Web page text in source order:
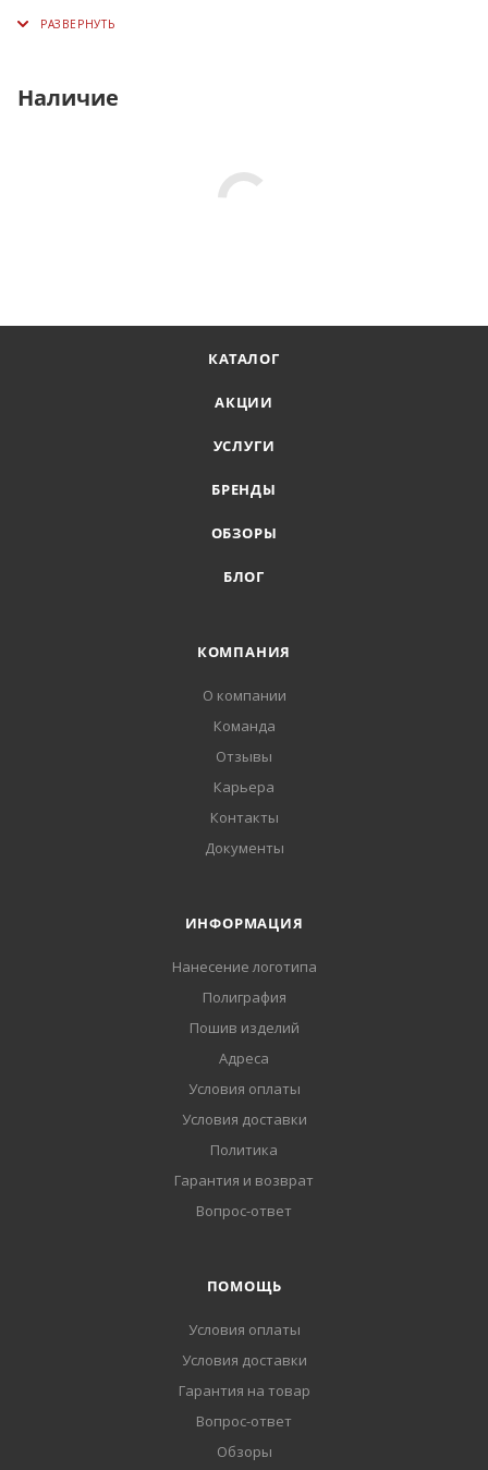
Наличие
КАТАЛОГ
АКЦИИ
УСЛУГИ
БРЕНДЫ
ОБЗОРЫ
БЛОГ
КОМПАНИЯ
О компании
Команда
Отзывы
Карьера
Контакты
Документы
ИНФОРМАЦИЯ
Нанесение логотипа
Полиграфия
Пошив изделий
Адреса
Условия оплаты
Условия доставки
Политика
Гарантия и возврат
Вопрос-ответ
ПОМОЩЬ
Условия оплаты
Условия доставки
Гарантия на товар
Вопрос-ответ
Обзоры